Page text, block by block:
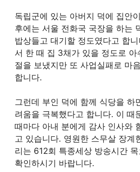
독립군에 있는 아버지 덕에 집안
후에는 서울 전화국 국장을 하는
밥상들고 대기할 정도였다고 합
서 한 때 집 3채가 있을 정도로 아
절을 보냈지만 또 사업실패로 마
합니다.
그런데 부인 덕에 함께 식당을 하
려움을 극복했다고 합니다. 이 때
때마다 아내 분에게 감사 인사와
고 있습니다. 영원한 스무살 장계
리는 612회 특종세상 방송시간
확인하시기 바랍니다.